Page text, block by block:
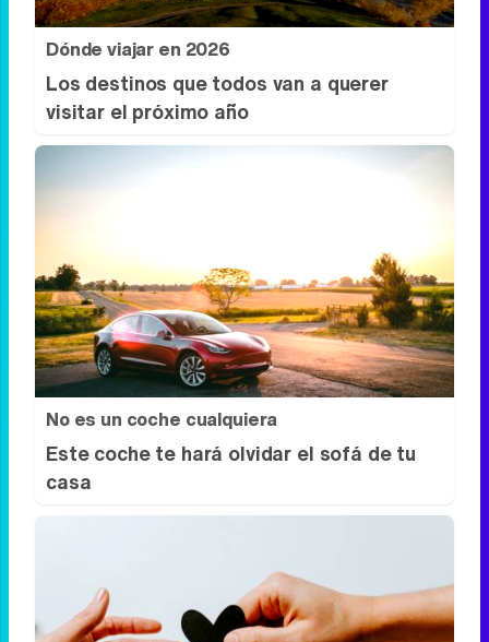
Dónde viajar en 2026
Los destinos que todos van a querer
visitar el próximo año